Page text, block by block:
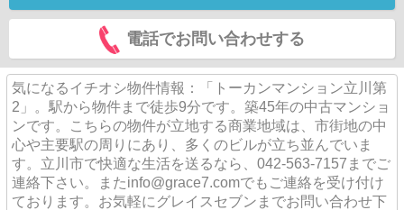
電話でお問い合わせする
気になるイチオシ物件情報：「トーカンマンション立川第
2」。駅から物件まで徒歩9分です。築45年の中古マンショ
ンです。こちらの物件が立地する商業地域は、市街地の中
心や主要駅の周りにあり、多くのビルが立ち並んでいま
す。立川市で快適な生活を送るなら、042-563-7157までご
連絡下さい。またinfo@grace7.comでもご連絡を受け付け
ております。お気軽にグレイスセブンまでお問い合わせ下